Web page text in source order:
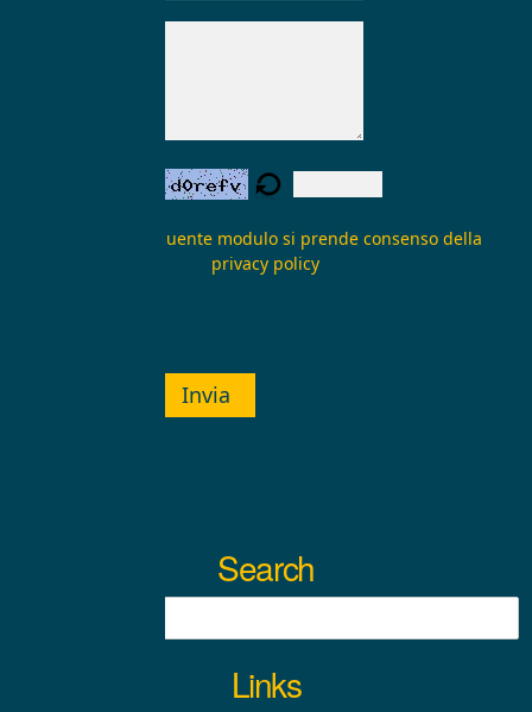
Inviando il seguente modulo si prende consenso della
privacy policy
Invia
Search
Links